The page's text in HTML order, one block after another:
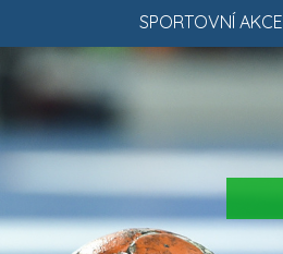
SPORTOVNÍ AKCE